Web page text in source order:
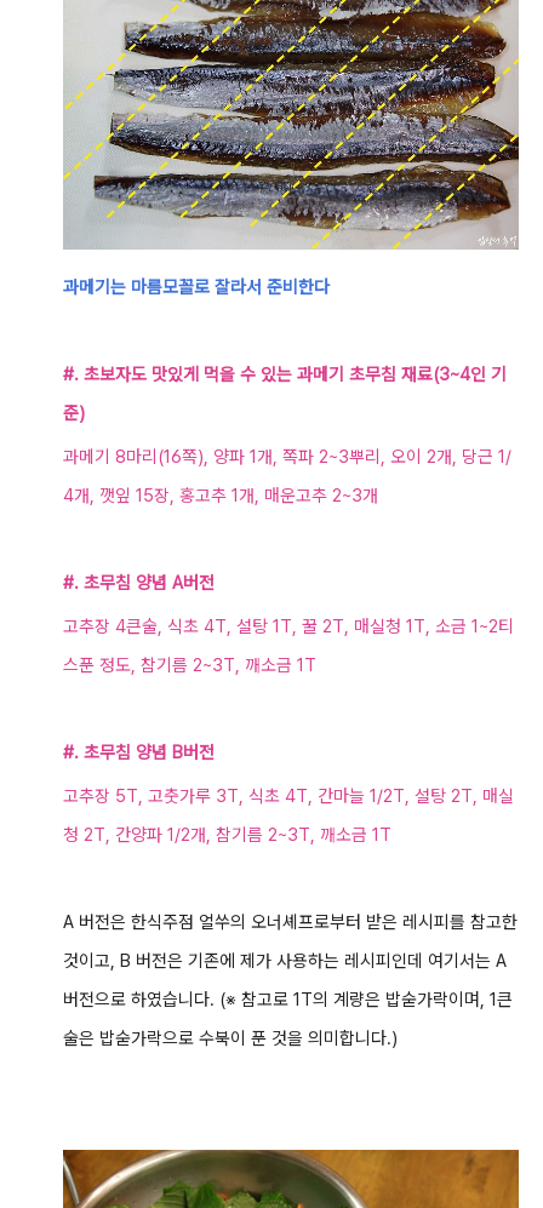
과메기는 마름모꼴로 잘라서 준비한다
#. 초보자도 맛있게 먹을 수 있는 과메기 초무침 재료(3~4인 기
준)
과메기 8마리(16쪽), 양파 1개, 쪽파 2~3뿌리, 오이 2개, 당근 1/
4개, 깻잎 15장, 홍고추 1개, 매운고추 2~3개
#. 초무침 양념 A버전
고추장 4큰술, 식초 4T, 설탕 1T, 꿀 2T, 매실청 1T, 소금 1~2티
스푼 정도, 참기름 2~3T, 깨소금 1T
#. 초무침 양념 B버전
고추장 5T, 고춧가루 3T, 식초 4T, 간마늘 1/2T, 설탕 2T, 매실
청 2T, 간양파 1/2개, 참기름 2~3T, 깨소금 1T
A 버전은 한식주점 얼쑤의 오너셰프로부터 받은 레시피를 참고한
것이고, B 버전은 기존에 제가 사용하는 레시피인데 여기서는 A
버전으로 하였습니다. (※ 참고로 1T의 계량은 밥숟가락이며, 1큰
술은 밥숟가락으로 수북이 푼 것을 의미합니다.)